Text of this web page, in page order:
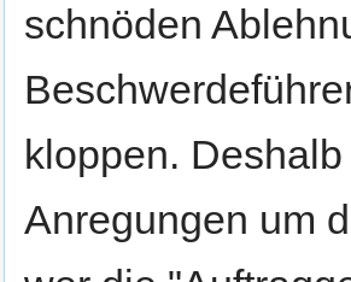
schnöden
kloppen.
Anregungen um